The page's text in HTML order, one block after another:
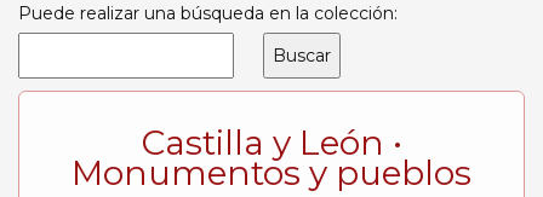
Puede realizar una búsqueda en la colección:
Castilla y León •
Monumentos y pueblos